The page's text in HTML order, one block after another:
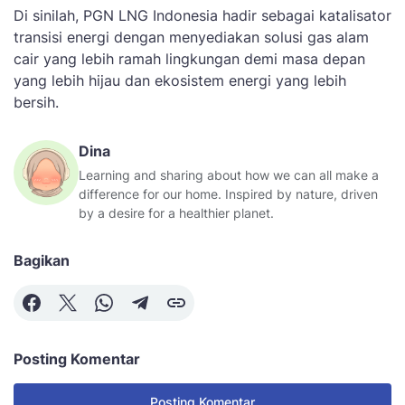
Di sinilah, PGN LNG Indonesia hadir sebagai katalisator
transisi energi dengan menyediakan solusi gas alam
cair yang lebih ramah lingkungan demi masa depan
yang lebih hijau dan ekosistem energi yang lebih
bersih.
Dina
Learning and sharing about how we can all make a
difference for our home. Inspired by nature, driven
by a desire for a healthier planet.
Bagikan
Posting Komentar
Posting Komentar